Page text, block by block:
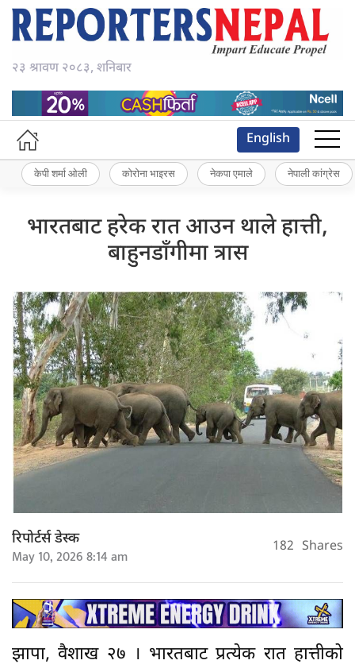
२३ श्रावण २०८३, शनिबार
English
केपी शर्मा ओली कोरोना भाइरस नेकपा एमाले नेपाली कांग्रेस
भारतबाट हरेक रात आउन थाले हात्ती,
बाहुनडाँगीमा त्रास
रिपोर्टर्स डेस्क
May 10, 2026 8:14 am 182 Shares
झापा, वैशाख २७ । भारतबाट प्रत्येक रात हात्तीको